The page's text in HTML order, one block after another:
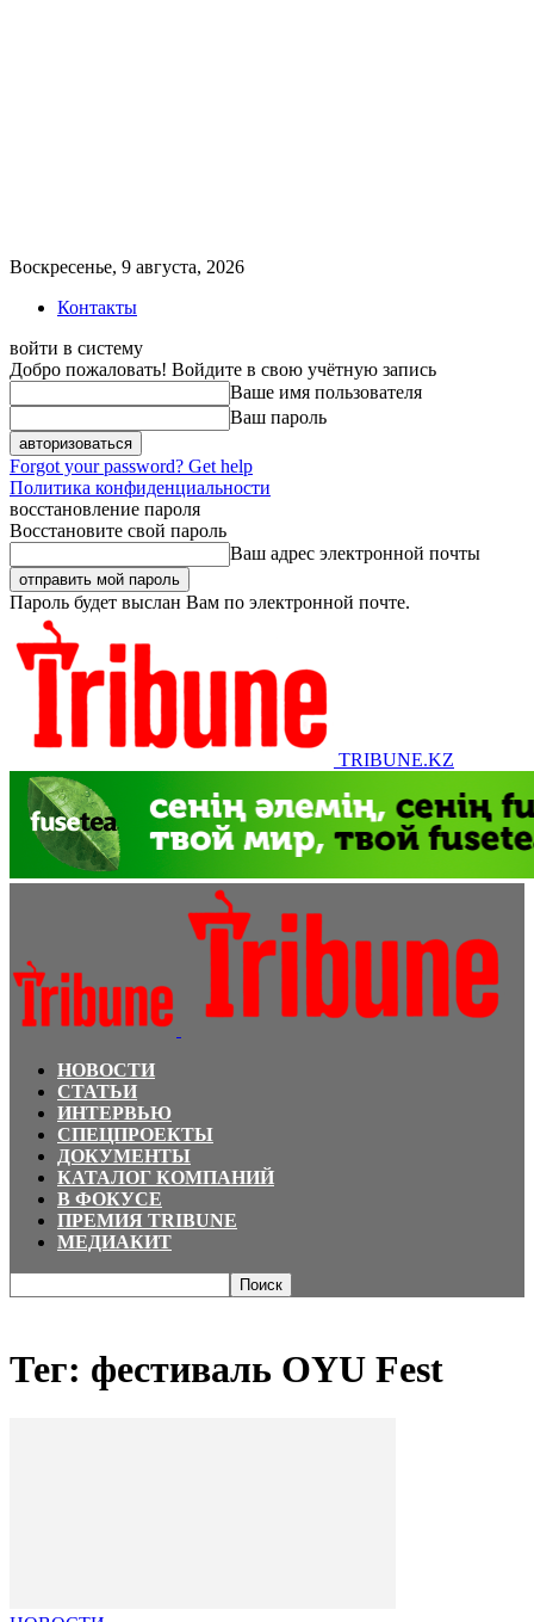
Воскресенье, 9 августа, 2026
Контакты
войти в систему
Добро пожаловать! Войдите в свою учётную запись
Ваше имя пользователя
Ваш пароль
Forgot your password? Get help
Политика конфиденциальности
восстановление пароля
Восстановите свой пароль
Ваш адрес электронной почты
Пароль будет выслан Вам по электронной почте.
TRIBUNE.KZ
НОВОСТИ
СТАТЬИ
ИНТЕРВЬЮ
СПЕЦПРОЕКТЫ
ДОКУМЕНТЫ
КАТАЛОГ КОМПАНИЙ
В ФОКУСЕ
ПРЕМИЯ TRIBUNE
МЕДИАКИТ
Тег: фестиваль OYU Fest